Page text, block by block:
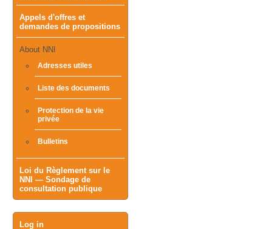
Appels d'offres et
demandes de propositions
About NNI
Adresses utiles
Liste des documents
Protection de la vie
privée
Bulletins
Loi du Règlement sur le
NNI — Sondage de
consultation publique
Log in